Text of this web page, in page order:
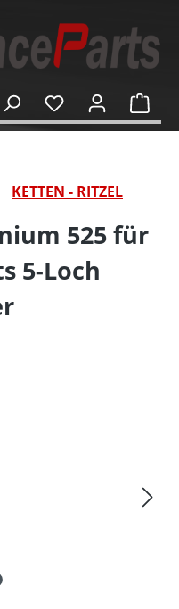
KETTEN - RITZEL
525 für
5-Loch